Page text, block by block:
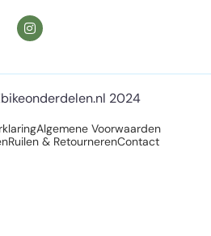
2024
Algemene Voorwaarden
Ruilen & RetournerenContact